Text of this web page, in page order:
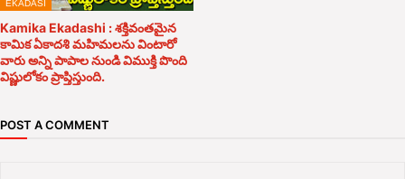
EKADASI
Kamika Ekadashi : శక్తివంతమైన
కామిక ఏకాదశి మహిమలను వింటారో
వారు అన్ని పాపాల నుండి విముక్తి పొంది
విష్ణులోకం ప్రాప్తిస్తుంది.
POST A COMMENT